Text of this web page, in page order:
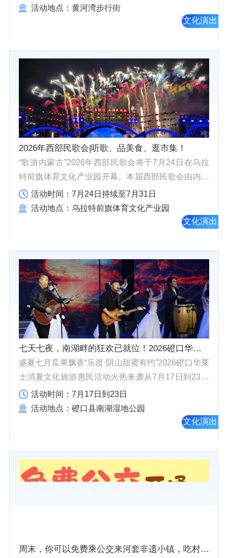
县同步铺开特色文旅场次，融合文艺展演、非遗市
活动地点：黄河湾步行街
文化演出
2026年西部民歌会|听歌、品美食、逛市集！
“歌游内蒙古”2026年西部民歌会将于7月24日在乌拉
特前旗体育文化产业园开幕。本届西部民歌会由内蒙
古自治区文化和旅游厅主办，自治区文化馆、文化和
旅游发展研究院、巴彦淖尔市委宣传部、文旅局、乌
活动时间：7月24日持续至7月31日
活动地点：乌拉特前旗体育文化产业园
文化演出
七天七夜，南湖畔的狂欢已就位！2026磴口华莱士消夏文艺晚会节目单抢先看~
盛夏七月瓜果飘香“乐渡·阴山甜蜜有约”2026磴口华莱
士消夏文化旅游惠民活动火热来袭从7月17日到23日
连续七个夜晚磴口县南湖湿地公园将成为歌声与欢笑
交织的海洋摇滚、二人台、晋剧乌兰牧骑、群众文
活动时间：7月17日到23日
活动地点：磴口县南湖湿地公园
文化演出
周末，你可以免费乘公交来河套非遗小镇，吃村烤、看演出、逛市集、嗨音乐、跳篝火、赏烟花，让你嗨不停！